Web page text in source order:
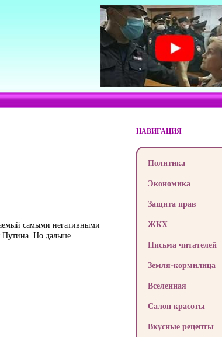
самыми негативными
Путина. Но дальше…
НАВИГАЦИЯ
Политика
Экономика
Защита прав
ЖКХ
Письма читателей
Земля-кормилица
Вселенная
Салон красоты
Вкусные рецепты